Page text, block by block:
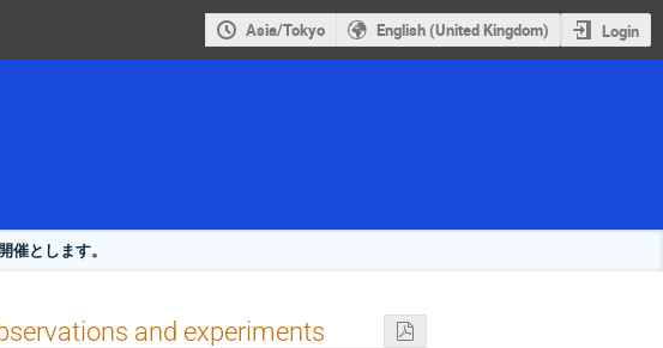
Asia/Tokyo English (United Kingdom) Login
催とします。
and experiments